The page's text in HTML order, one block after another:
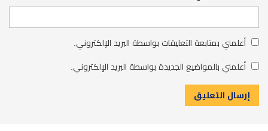
أعلمني بمتابعة التعليقات بواسطة البريد الإلكتروني.
أعلمني بالمواضيع الجديدة بواسطة البريد الإلكتروني.